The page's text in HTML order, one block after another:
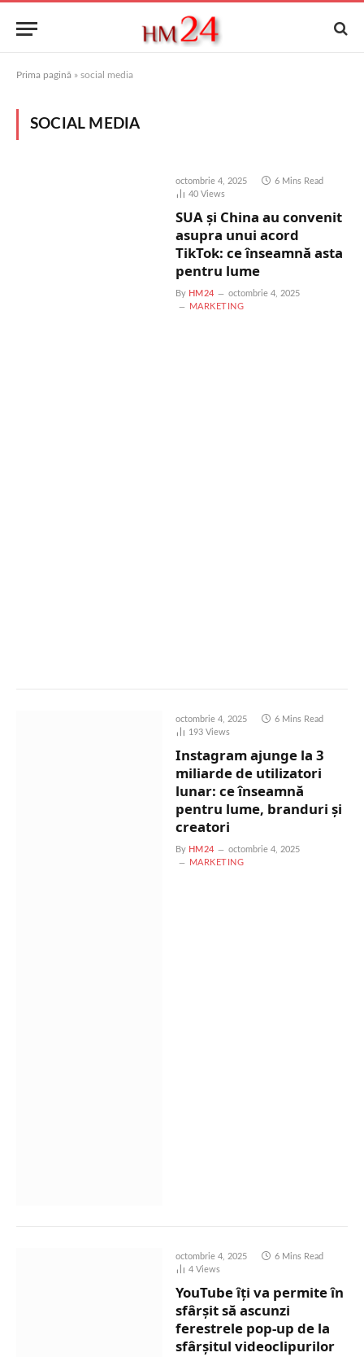
Prima pagină » social media
SOCIAL MEDIA
octombrie 4, 2025
6 Mins Read
40 Views
SUA și China au convenit
asupra unui acord
TikTok: ce înseamnă asta
pentru lume
By HM24
octombrie 4, 2025
MARKETING
octombrie 4, 2025
6 Mins Read
193 Views
Instagram ajunge la 3
miliarde de utilizatori
lunar: ce înseamnă
pentru lume, branduri și
creatori
By HM24
octombrie 4, 2025
MARKETING
octombrie 4, 2025
6 Mins Read
4 Views
YouTube îți va permite în
sfârșit să ascunzi
ferestrele pop-up de la
sfârșitul videoclipurilor